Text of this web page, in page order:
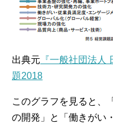
出典元 『一般社団法人
題2018
このグラフを見ると、
の開発」と「働きがい